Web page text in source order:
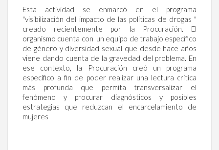
Esta actividad se enmarcó en el programa
"visibilización del impacto de las políticas de drogas "
creado recientemente por la Procuración. El
organismo cuenta con un equipo de trabajo específico
de género y diversidad sexual que desde hace años
viene dando cuenta de la gravedad del problema. En
ese contexto, la Procuración creó un programa
específico a fin de poder realizar una lectura crítica
más profunda que permita transversalizar el
fenómeno y procurar diagnósticos y posibles
estrategias que reduzcan el encarcelamiento de
mujeres